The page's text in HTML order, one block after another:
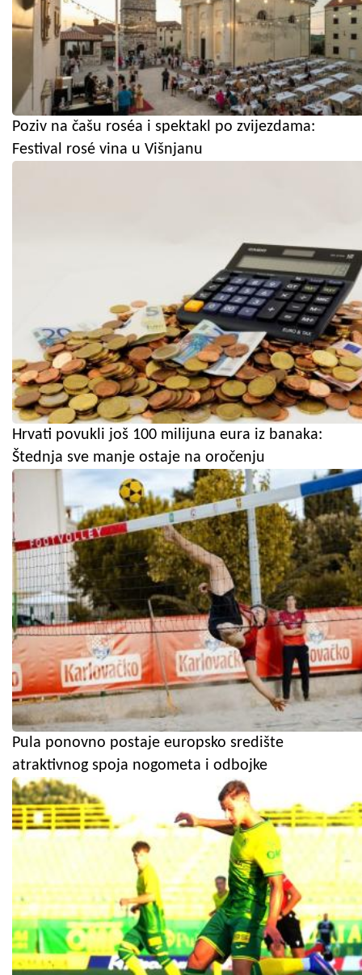
Poziv na čašu roséa i spektakl po zvijezdama:
Festival rosé vina u Višnjanu
Hrvati povukli još 100 milijuna eura iz banaka:
Štednja sve manje ostaje na oročenju
Pula ponovno postaje europsko središte
atraktivnog spoja nogometa i odbojke